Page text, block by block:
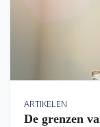
ARTIKELEN
De grenzen